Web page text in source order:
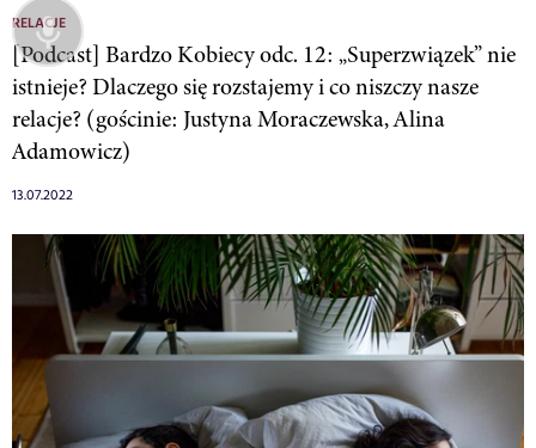
RELACJE
[Podcast] Bardzo Kobiecy odc. 12: „Superzwiązek” nie
istnieje? Dlaczego się rozstajemy i co niszczy nasze
relacje? (gościnie: Justyna Moraczewska, Alina
Adamowicz)
13.07.2022